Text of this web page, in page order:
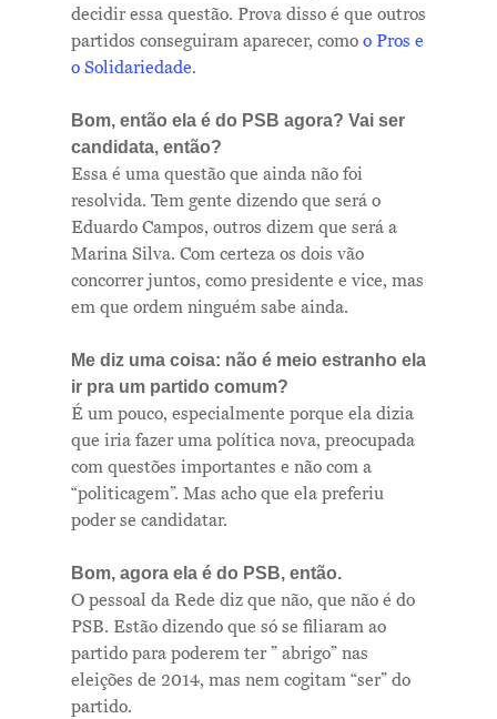
decidir essa questão. Prova disso é que outros
partidos conseguiram aparecer, como o Pros e
o Solidariedade.
Bom, então ela é do PSB agora? Vai ser
candidata, então?
Essa é uma questão que ainda não foi
resolvida. Tem gente dizendo que será o
Eduardo Campos, outros dizem que será a
Marina Silva. Com certeza os dois vão
concorrer juntos, como presidente e vice, mas
em que ordem ninguém sabe ainda.
Me diz uma coisa: não é meio estranho ela
ir pra um partido comum?
É um pouco, especialmente porque ela dizia
que iria fazer uma política nova, preocupada
com questões importantes e não com a
“politicagem”. Mas acho que ela preferiu
poder se candidatar.
Bom, agora ela é do PSB, então.
O pessoal da Rede diz que não, que não é do
PSB. Estão dizendo que só se filiaram ao
partido para poderem ter ” abrigo” nas
eleições de 2014, mas nem cogitam “ser” do
partido.
Me Explica ?